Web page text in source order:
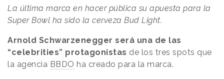
La última marca en hacer pública su apuesta para la
Super Bowl ha sido la cerveza Bud Light.
Arnold Schwarzenegger será una de las
“celebrities” protagonistas de los tres spots que
la agencia BBDO ha creado para la marca.